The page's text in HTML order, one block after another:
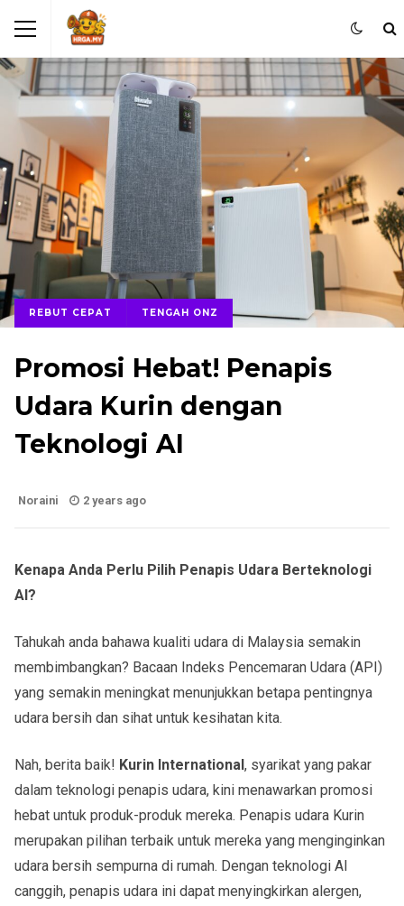
REBUT CEPAT TENGAH ONZ
Promosi Hebat! Penapis
Udara Kurin dengan
Teknologi AI
Noraini 2 years ago
Kenapa Anda Perlu Pilih Penapis Udara Berteknologi
AI?
Tahukah anda bahawa kualiti udara di Malaysia semakin
membimbangkan? Bacaan Indeks Pencemaran Udara (API)
yang semakin meningkat menunjukkan betapa pentingnya
udara bersih dan sihat untuk kesihatan kita.
Nah, berita baik! Kurin International, syarikat yang pakar
dalam teknologi penapis udara, kini menawarkan promosi
hebat untuk produk-produk mereka. Penapis udara Kurin
merupakan pilihan terbaik untuk mereka yang menginginkan
udara bersih sempurna di rumah. Dengan teknologi AI
canggih, penapis udara ini dapat menyingkirkan alergen,